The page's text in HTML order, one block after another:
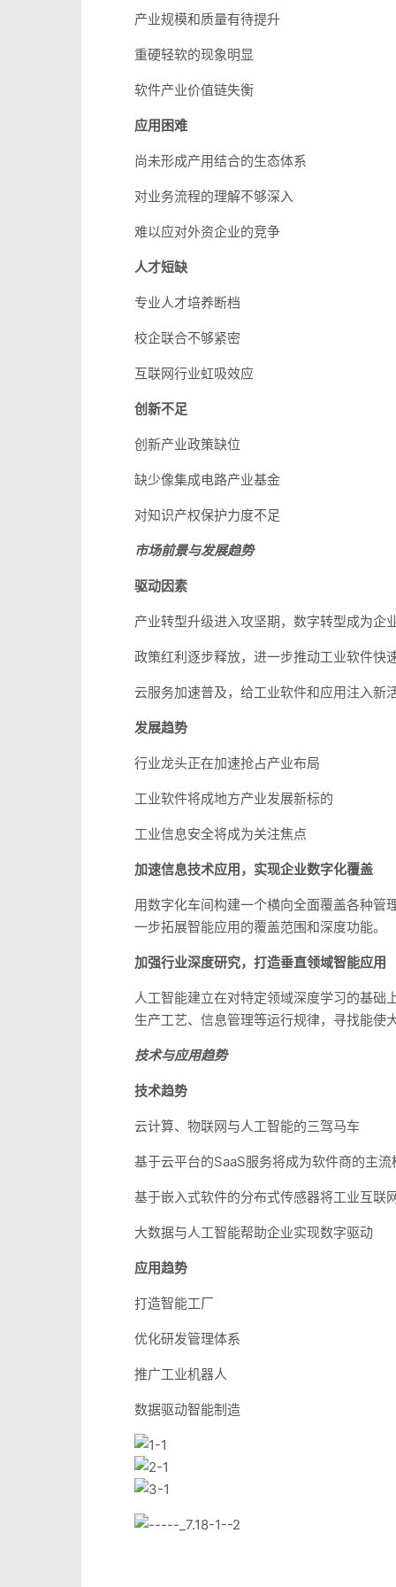
产业规模和质量有待提升
重硬轻软的现象明显
软件产业价值链失衡
应用困难
尚未形成产用结合的生态体系
对业务流程的理解不够深入
难以应对外资企业的竞争
人才短缺
专业人才培养断档
校企联合不够紧密
互联网行业虹吸效应
创新不足
创新产业政策缺位
缺少像集成电路产业基金
对知识产权保护力度不足
市场前景与发展趋势
驱动因素
产业转型升级进入攻坚期，数字转型成为企
政策红利逐步释放，进一步推动工业软件快
云服务加速普及，给工业软件和应用注入新
发展趋势
行业龙头正在加速抢占产业布局
工业软件将成地方产业发展新标的
工业信息安全将成为关注焦点
加速信息技术应用，实现企业数字化覆盖
用数字化车间构建一个横向全面覆盖各种管
一步拓展智能应用的覆盖范围和深度功能。
加强行业深度研究，打造垂直领域智能应用
人工智能建立在对特定领域深度学习的基础
生产工艺、信息管理等运行规律，寻找能使
技术与应用趋势
技术趋势
云计算、物联网与人工智能的三驾马车
基于云平台的SaaS服务将成为软件商的主流
基于嵌入式软件的分布式传感器将工业互联
大数据与人工智能帮助企业实现数字驱动
应用趋势
打造智能工厂
优化研发管理体系
推广工业机器人
数据驱动智能制造